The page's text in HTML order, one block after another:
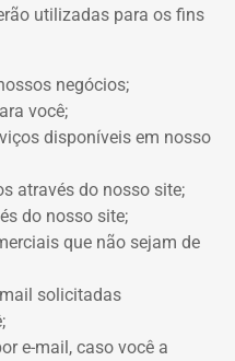
utilizadas para os fins
negócios;
você;
disponíveis em nosso
através do nosso site;
do nosso site;
que não sejam de
solicitadas
e-mail, caso você a